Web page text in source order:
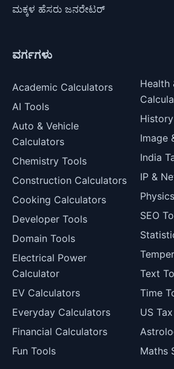
ಮಕ್ಕಳ ಹೆಸರು ಜನರೇಟರ್
ವರ್ಗಗಳು
Academic Calculators
AI Tools
Auto & Vehicle
Calculators
Chemistry Tools
Construction Calculators
Cooking Calculators
Developer Tools
Domain Tools
Electrical Power
Calculator
EV Calculators
Everyday Calculators
Financial Calculators
Fun Tools
Health
Image
India
IP &
SEO
Text
Time
US
Maths